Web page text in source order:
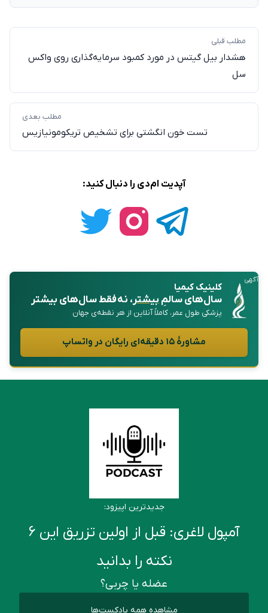
مطلب قبلی
هشدار بیل گیتس در مورد کمبود سرمایه‌گذاری روی واکس
سل
مطلب بعدی
تست خون انگشتی برای تشخیص تریکومونیازیس
آپدیت ام‌دی را دنبال کنید:
آگهی
کلینیک کیمیا
سال‌های سالمِبیشتر، نه فقط سال‌های بیشتر
پزشکی طول عمر، کاملاً آنلاین از هر نقطه‌ی جهان
مشاورهٔ ۱۵ دقیقه‌ای رایگان در واتساپ
جدیدترین اپیزود:
آمپول لاغری: قبل از اولین تزریق این ۶
نکته را بدانید
عضله یا چربی؟
مشاهده همه پادکست‌ها